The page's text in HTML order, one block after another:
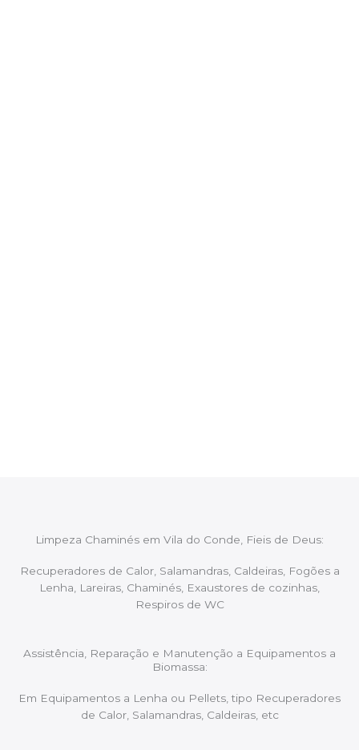
Limpeza Chaminés em Vila do Conde, Fieis de Deus:
Recuperadores de Calor, Salamandras, Caldeiras, Fogões a
Lenha, Lareiras, Chaminés, Exaustores de cozinhas,
Respiros de WC
Assistência, Reparação e Manutenção a Equipamentos a
Biomassa:
Em Equipamentos a Lenha ou Pellets, tipo Recuperadores
de Calor, Salamandras, Caldeiras, etc